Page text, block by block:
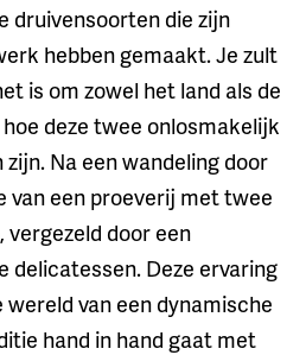
druivensoorten die zijn
hebben gemaakt. Je zult
is om zowel het land als de
deze twee onlosmakelijk
Na een wandeling door
van een proeverij met twee
vergezeld door een
delicatessen. Deze ervaring
van een dynamische
hand in hand gaat met